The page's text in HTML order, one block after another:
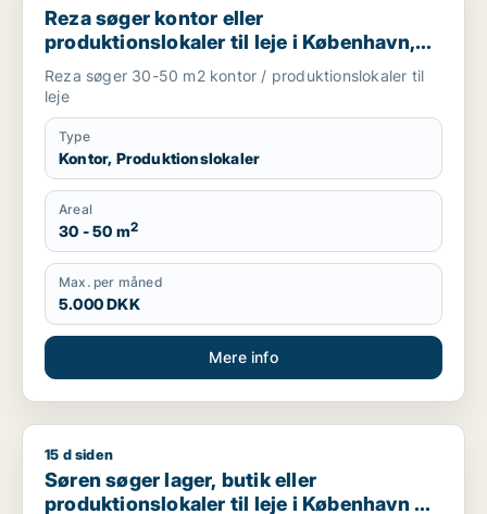
Reza søger kontor eller
produktionslokaler til leje i København,
Frederiksberg eller Ørestad m.fl.
Reza søger 30-50 m2 kontor / produktionslokaler til
leje
Type
Kontor, Produktionslokaler
Areal
30 - 50 m2
Max. per måned
5.000 DKK
Mere info
Søren søger lager, butik eller produktionslokaler til leje i
15 d siden
Søren søger lager, butik eller
produktionslokaler til leje i København K,